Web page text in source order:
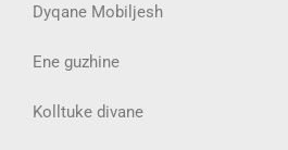
Dyqane Mobiljesh
Ene guzhine
Kolltuke divane